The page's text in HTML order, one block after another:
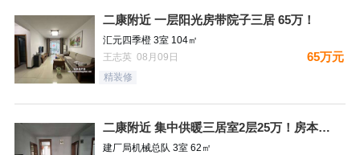
二康附近 一层阳光房带院子三居 65万！
汇元四季橙 3室 104㎡
王志英 08月09日
65万元
精装修
二康附近 集中供暖三居室2层25万！房本满五过户费少！
建厂局机械总队 3室 62㎡